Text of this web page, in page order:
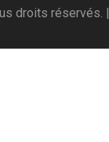
droits réservés. |